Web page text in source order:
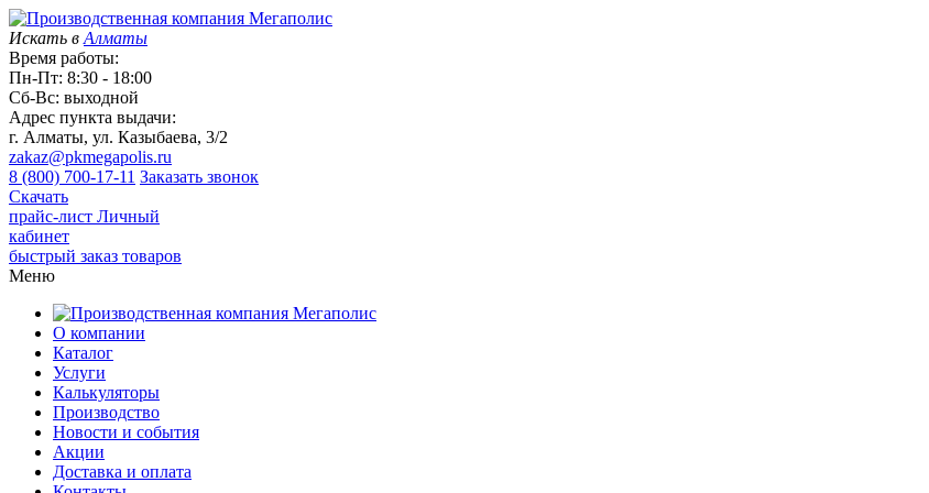
Искать в Алматы
Время работы:
Пн-Пт: 8:30 - 18:00
Сб-Вс: выходной
Адрес пункта выдачи:
г. Алматы, ул. Казыбаева, 3/2
zakaz@pkmegapolis.ru
8 (800) 700-17-11 Заказать звонок
Скачать
прайс-лист Личный
кабинет
быстрый заказ товаров
Меню
О компании
Каталог
Услуги
Калькуляторы
Производство
Новости и события
Акции
Доставка и оплата